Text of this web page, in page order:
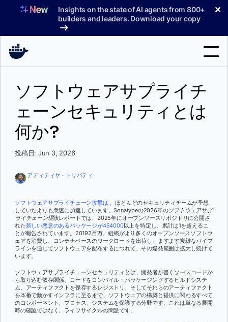
へ
Insights on the state of AI agents from 800+
builders and leaders. Download your copy
✕
サポート
索
サインイン
ソフトウェアサプライチ
ェーンセキュリティとは
何か?
投稿日: Jun 3, 2026
アディティヤ・トリパティ
ソフトウェアサプライチェーン攻撃は 、ほとんどのセキュリティチームが予想
していたよりも急速に加速しています。Sonatypeの2026年のソフトウェアサプ
ライチェーン現状レポートでは、2025年にオープンソースリポジトリに公開さ
れた新しい悪意のあるパッケージが454000以上を特定し、累計は1を超えるこ
とが報告されています。20192百万。組織がより多くのオープンソースソフトウ
ェアを消費し、コンテナベースのワークロードを出荷し、ますます複雑なパイプ
ラインを通じてソフトウェアを配布するにつれて、その爆発範囲は拡大し続けて
います。
ソフトウェアサプライチェーンセキュリティとは、開発者が書くソースコードか
ら取り込む依存関係、コードをコンパイル・パッケージングするビルドシステ
ム、アーティファクトを保存するレジストリ、そしてそれらのアーティファクト
を本番で動かすインフラに至るまで、ソフトウェアの構築と提供に関わるすべて
のコンポーネント、プロセス、システムを保護する分野です。これは単なる展開
時の確認ではなく、ライフサイクルの問題です。